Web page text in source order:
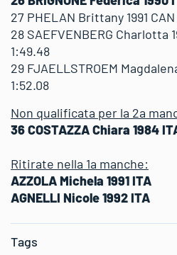
27 PHELAN Brittany 1991
28 SAEFVENBERG Charlotta
1:49.48
29 FJAELLSTROEM
1:52.08
Non qualificata per la 2a
36 COSTAZZA Chiara 1984
Ritirate nella 1a manche:
AZZOLA Michela 1991 ITA
AGNELLI Nicole 1992 ITA
Tags